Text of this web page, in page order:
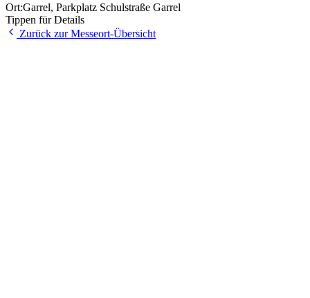
Ort:Garrel, Parkplatz Schulstraße Garrel
Tippen für Details
Zurück zur Messeort-Übersicht